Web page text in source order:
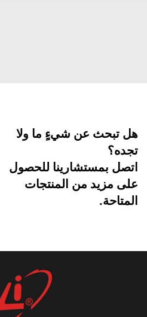
هل تبحث عن شيءٍ ما ولا
تجده؟
اتصل بمستشارينا للحصول
على مزيد من المنتجات
المتاحة.